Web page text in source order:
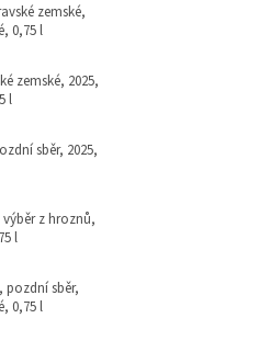
zemské,
0,75 l
zemské, 2025,
l
sběr, 2025,
z hroznů,
l
pozdní sběr,
0,75 l